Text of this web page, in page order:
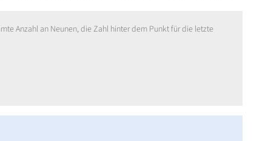
Anzahl an Neunen, die Zahl hinter dem Punkt für die letzte